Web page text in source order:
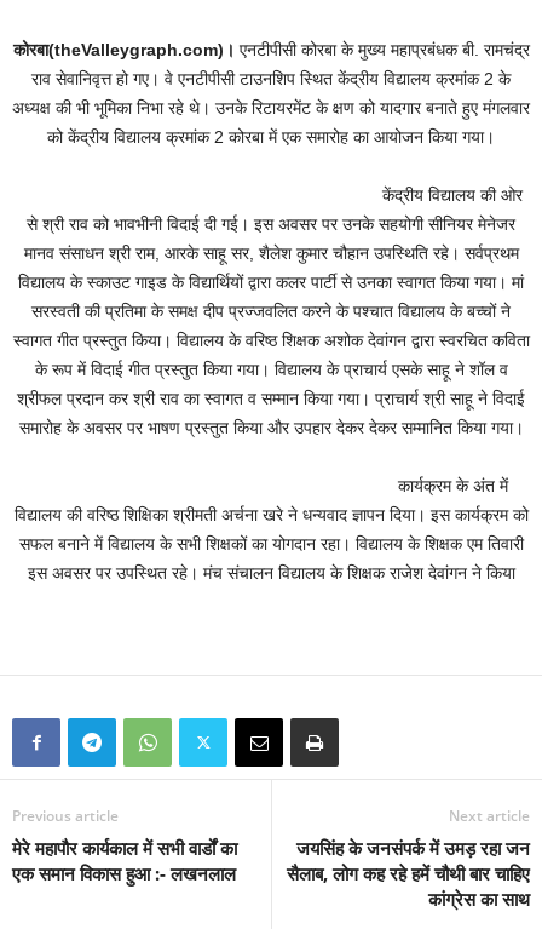
कोरबा(theValleygraph.com)। एनटीपीसी कोरबा के मुख्य महाप्रबंधक बी. रामचंद्र
राव सेवानिवृत्त हो गए। वे एनटीपीसी टाउनशिप स्थित केंद्रीय विद्यालय क्रमांक 2 के
अध्यक्ष की भी भूमिका निभा रहे थे। उनके रिटायरमेंट के क्षण को यादगार बनाते हुए मंगलवार
को केंद्रीय विद्यालय क्रमांक 2 कोरबा में एक समारोह का आयोजन किया गया।
केंद्रीय विद्यालय की ओर
से श्री राव को भावभीनी विदाई दी गई। इस अवसर पर उनके सहयोगी सीनियर मेनेजर
मानव संसाधन श्री राम, आरके साहू सर, शैलेश कुमार चौहान उपस्थिति रहे। सर्वप्रथम
विद्यालय के स्काउट गाइड के विद्यार्थियों द्वारा कलर पार्टी से उनका स्वागत किया गया। मां
सरस्वती की प्रतिमा के समक्ष दीप प्रज्जवलित करने के पश्चात विद्यालय के बच्चों ने
स्वागत गीत प्रस्तुत किया। विद्यालय के वरिष्ठ शिक्षक अशोक देवांगन द्वारा स्वरचित कविता
के रूप में विदाई गीत प्रस्तुत किया गया। विद्यालय के प्राचार्य एसके साहू ने शॉल व
श्रीफल प्रदान कर श्री राव का स्वागत व सम्मान किया गया। प्राचार्य श्री साहू ने विदाई
समारोह के अवसर पर भाषण प्रस्तुत किया और उपहार देकर देकर सम्मानित किया गया।
कार्यक्रम के अंत में
विद्यालय की वरिष्ठ शिक्षिका श्रीमती अर्चना खरे ने धन्यवाद ज्ञापन दिया। इस कार्यक्रम को
सफल बनाने में विद्यालय के सभी शिक्षकों का योगदान रहा। विद्यालय के शिक्षक एम तिवारी
इस अवसर पर उपस्थित रहे। मंच संचालन विद्यालय के शिक्षक राजेश देवांगन ने किया
Previous article
मेरे महापौर कार्यकाल में सभी वार्डों का
एक समान विकास हुआ :- लखनलाल
Next article
जयसिंह के जनसंपर्क में उमड़ रहा जन
सैलाब, लोग कह रहे हमें चौथी बार चाहिए
कांग्रेस का साथ